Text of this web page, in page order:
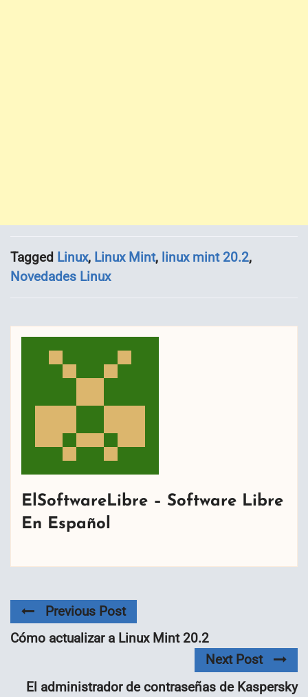
Tagged Linux, Linux Mint, linux mint 20.2,
Novedades Linux
ElSoftwareLibre – Software Libre
En Español
Previous Post
Cómo actualizar a Linux Mint 20.2
Next Post
El administrador de contraseñas de Kaspersky